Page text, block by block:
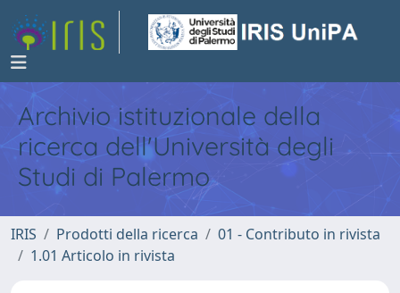
Archivio istituzionale della
ricerca dell'Università degli
Studi di Palermo
IRIS Prodotti della ricerca
01 - Contributo in rivista
1.01 Articolo in rivista